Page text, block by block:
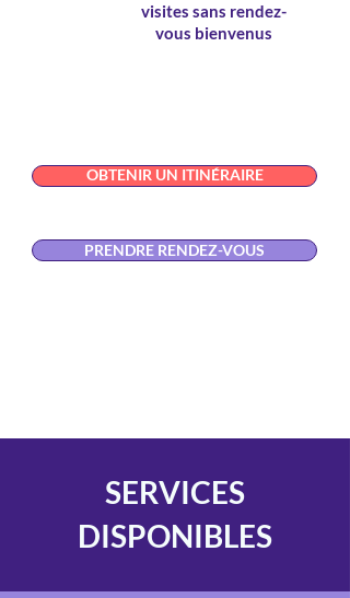
visites sans rendez-
vous bienvenus
OBTENIR UN ITINÉRAIRE
PRENDRE RENDEZ-VOUS
SERVICES
DISPONIBLES